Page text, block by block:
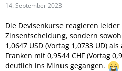
14. September 2023
Die Devisenkurse reagieren
Zinsentscheidung, sondern
1,0647 USD (Vortag 1,0733 UD)
Franken mit 0,9544 CHF (Vortag
deutlich ins Minus gegangen.